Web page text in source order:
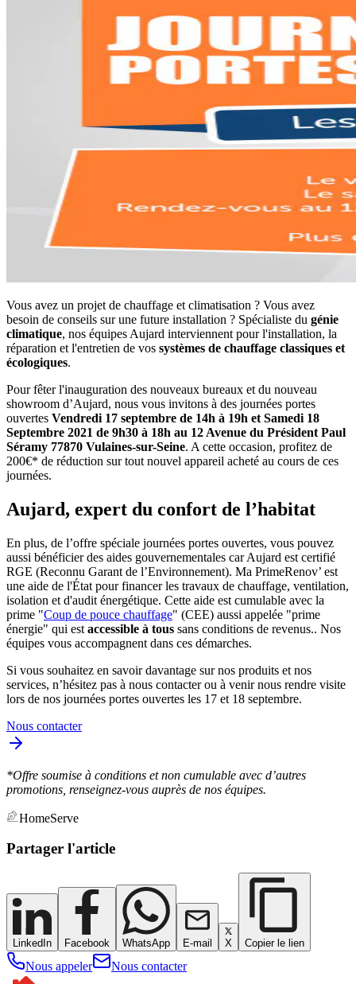
Vous avez un projet de chauffage et climatisation ? Vous avez
besoin de conseils sur une future installation ? Spécialiste du génie
climatique, nos équipes Aujard interviennent pour l'installation, la
réparation et l'entretien de vos systèmes de chauffage classiques et
écologiques.
Pour fêter l'inauguration des nouveaux bureaux et du nouveau
showroom d’Aujard, nous vous invitons à des journées portes
ouvertes Vendredi 17 septembre de 14h à 19h et Samedi 18
Septembre 2021 de 9h30 à 18h au 12 Avenue du Président Paul
Séramy 77870 Vulaines-sur-Seine. A cette occasion, profitez de
200€* de réduction sur tout nouvel appareil acheté au cours de ces
journées.
Aujard, expert du confort de l’habitat
En plus, de l’offre spéciale journées portes ouvertes, vous pouvez
aussi bénéficier des aides gouvernementales car Aujard est certifié
RGE (Reconnu Garant de l’Environnement). Ma PrimeRenov’ est
une aide de l'État pour financer les travaux de chauffage, ventilation,
isolation et d'audit énergétique. Cette aide est cumulable avec la
prime "Coup de pouce chauffage" (CEE) aussi appelée "prime
énergie" qui est accessible à tous sans conditions de revenus.. Nos
équipes vous accompagnent dans ces démarches.
Si vous souhaitez en savoir davantage sur nos produits et nos
services, n’hésitez pas à nous contacter ou à venir nous rendre visite
lors de nos journées portes ouvertes les 17 et 18 septembre.
Nous contacter
*Offre soumise à conditions et non cumulable avec d’autres
promotions, renseignez-vous auprès de nos équipes.
HomeServe
Partager l'article
LinkedIn Facebook WhatsApp E-mail X Copier le lien
Nous appeler Nous contacter